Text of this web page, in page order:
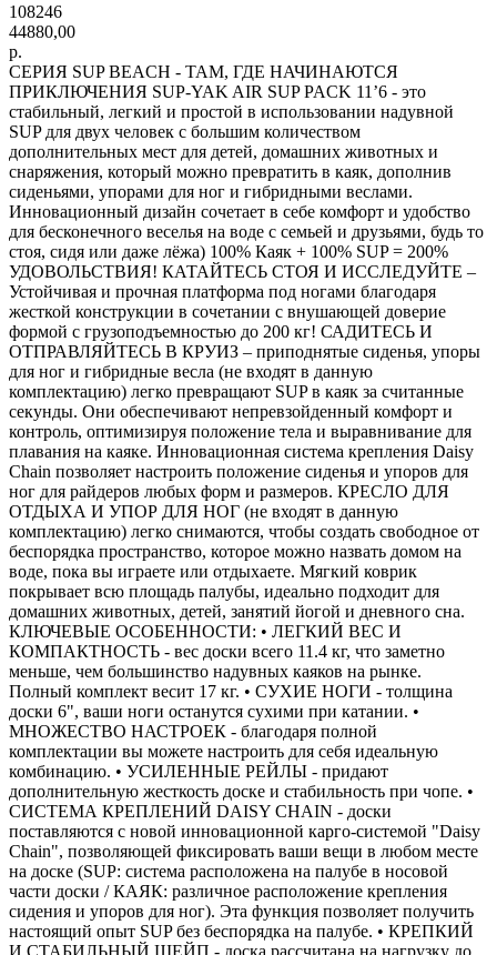
108246
44880,00
р.
СЕРИЯ SUP BEACH - ТАМ, ГДЕ НАЧИНАЮТСЯ
ПРИКЛЮЧЕНИЯ SUP-YAK AIR SUP PACK 11’6 - это
стабильный, легкий и простой в использовании надувной
SUP для двух человек с большим количеством
дополнительных мест для детей, домашних животных и
снаряжения, который можно превратить в каяк, дополнив
сиденьями, упорами для ног и гибридными веслами.
Инновационный дизайн сочетает в себе комфорт и удобство
для бесконечного веселья на воде с семьей и друзьями, будь то
стоя, сидя или даже лёжа) 100% Каяк + 100% SUP = 200%
УДОВОЛЬСТВИЯ! КАТАЙТЕСЬ СТОЯ И ИССЛЕДУЙТЕ –
Устойчивая и прочная платформа под ногами благодаря
жесткой конструкции в сочетании с внушающей доверие
формой с грузоподъемностью до 200 кг! САДИТЕСЬ И
ОТПРАВЛЯЙТЕСЬ В КРУИЗ – приподнятые сиденья, упоры
для ног и гибридные весла (не входят в данную
комплектацию) легко превращают SUP в каяк за считанные
секунды. Они обеспечивают непревзойденный комфорт и
контроль, оптимизируя положение тела и выравнивание для
плавания на каяке. Инновационная система крепления Daisy
Chain позволяет настроить положение сиденья и упоров для
ног для райдеров любых форм и размеров. КРЕСЛО ДЛЯ
ОТДЫХА И УПОР ДЛЯ НОГ (не входят в данную
комплектацию) легко снимаются, чтобы создать свободное от
беспорядка пространство, которое можно назвать домом на
воде, пока вы играете или отдыхаете. Мягкий коврик
покрывает всю площадь палубы, идеально подходит для
домашних животных, детей, занятий йогой и дневного сна.
КЛЮЧЕВЫЕ ОСОБЕННОСТИ: • ЛЕГКИЙ ВЕС И
КОМПАКТНОСТЬ - вес доски всего 11.4 кг, что заметно
меньше, чем большинство надувных каяков на рынке.
Полный комплект весит 17 кг. • СУХИЕ НОГИ - толщина
доски 6", ваши ноги останутся сухими при катании. •
МНОЖЕСТВО НАСТРОЕК - благодаря полной
комплектации вы можете настроить для себя идеальную
комбинацию. • УСИЛЕННЫЕ РЕЙЛЫ - придают
дополнительную жесткость доске и стабильность при чопе. •
СИСТЕМА КРЕПЛЕНИЙ DAISY CHAIN - доски
поставляются с новой инновационной карго-системой "Daisy
Chain", позволяющей фиксировать ваши вещи в любом месте
на доске (SUP: система расположена на палубе в носовой
части доски / КАЯК: различное расположение крепления
сидения и упоров для ног). Эта функция позволяет получить
настоящий опыт SUP без беспорядка на палубе. • КРЕПКИЙ
И СТАБИЛЬНЫЙ ШЕЙП - доска рассчитана на нагрузку до